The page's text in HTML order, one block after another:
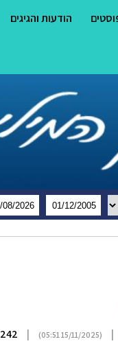
הודעות והגיגים
|
(15/11/2025 05:51)
| 242 צפיות